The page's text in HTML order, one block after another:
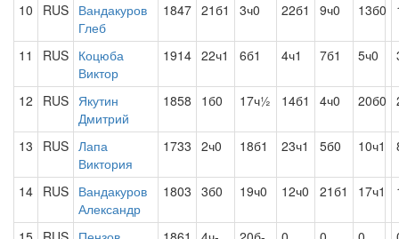
10 RUS Вандакуров
Глеб
1847 21б1 3ч0 22б1 9ч0 13б0
11 RUS Коцюба
Виктор
1914 22ч1 6б1 4ч1 7б1 5ч0
12 RUS Якутин
Дмитрий
1858 1б0 17ч½ 14б1 4ч0 20б0
13 RUS Лапа
Виктория
1733 2ч0 18б1 23ч1 5б0 10ч1
14 RUS Вандакуров
Александр
1803 3б0 19ч0 12ч0 21б1 17ч1